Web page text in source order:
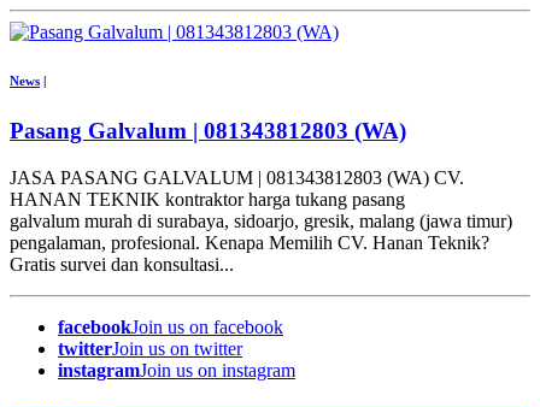
News
Pasang Galvalum | 081343812803 (WA)
JASA PASANG GALVALUM | 081343812803 (WA) CV.
HANAN TEKNIK kontraktor harga tukang pasang
galvalum murah di surabaya, sidoarjo, gresik, malang (jawa timur)
pengalaman, profesional. Kenapa Memilih CV. Hanan Teknik?
Gratis survei dan konsultasi...
facebookJoin us on facebook
twitterJoin us on twitter
instagramJoin us on instagram